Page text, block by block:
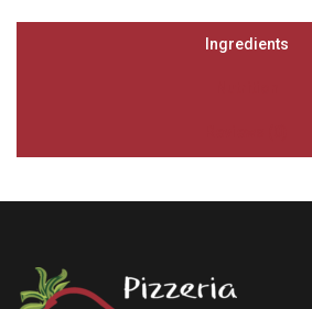
Ingredients